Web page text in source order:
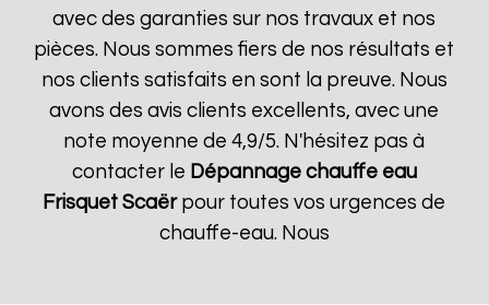
avec des garanties sur nos travaux et nos
pièces. Nous sommes fiers de nos résultats et
nos clients satisfaits en sont la preuve. Nous
avons des avis clients excellents, avec une
note moyenne de 4,9/5. N'hésitez pas à
contacter le Dépannage chauffe eau
Frisquet Scaërpour toutes vos urgences de
chauffe-eau. Nous